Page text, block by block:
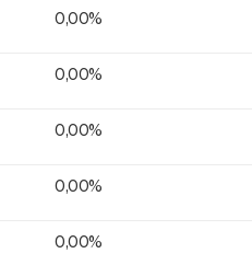
0,00%
0,00%
0,00%
0,00%
0,00%